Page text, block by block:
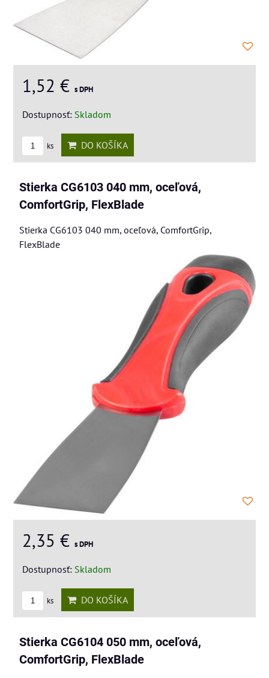
1,52 € s DPH
Dostupnosť: Skladom
ks DO KOŠÍKA
Stierka CG6103 040 mm, oceľová,
ComfortGrip, FlexBlade
Stierka CG6103 040 mm, oceľová, ComfortGrip,
FlexBlade
2,35 € s DPH
Dostupnosť: Skladom
ks DO KOŠÍKA
Stierka CG6104 050 mm, oceľová,
ComfortGrip, FlexBlade